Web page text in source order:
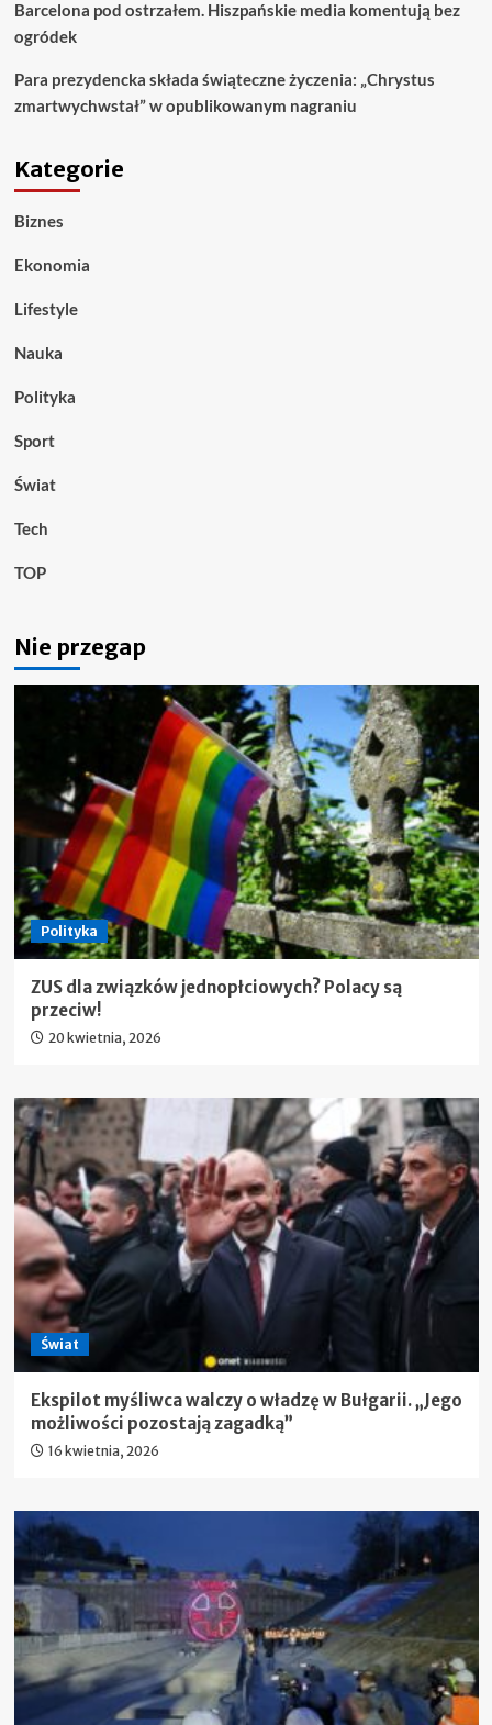
Barcelona pod ostrzałem. Hiszpańskie media komentują bez
ogródek
Para prezydencka składa świąteczne życzenia: „Chrystus
zmartwychwstał” w opublikowanym nagraniu
Kategorie
Biznes
Ekonomia
Lifestyle
Nauka
Polityka
Sport
Świat
Tech
TOP
Nie przegap
Polityka
ZUS dla związków jednopłciowych? Polacy są
przeciw!
20 kwietnia, 2026
Świat
Ekspilot myśliwca walczy o władzę w Bułgarii. „Jego
możliwości pozostają zagadką”
16 kwietnia, 2026